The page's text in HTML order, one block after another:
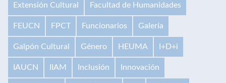
Extensión Cultural Facultad de Humanidades
FEUCN FPCT Funcionarios Galería
Galpón Cultural Género HEUMA I+D+i
IAUCN IIAM Inclusión Innovación